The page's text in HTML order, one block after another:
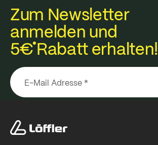
Zum Newsletter
anmelden und
5€Rabatt erhalten!